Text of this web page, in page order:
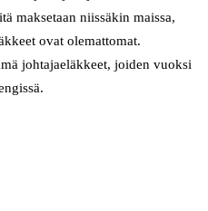
maksetaan niissäkin maissa,
ovat olemattomat.
johtajaeläkkeet, joiden vuoksi